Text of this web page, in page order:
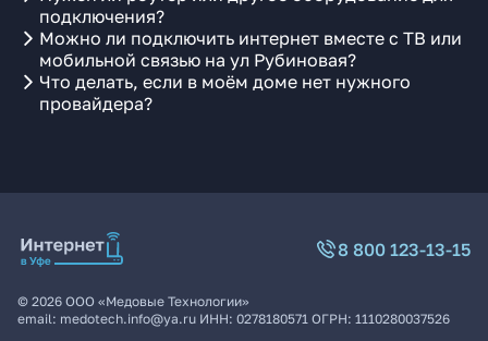
подключения?
Можно ли подключить интернет вместе с ТВ или
мобильной связью на ул Рубиновая?
Что делать, если в моём доме нет нужного
провайдера?
8 800 123-13-15
© 2026 ООО «Медовые Технологии»
email: medotech.info@ya.ru ИНН: 0278180571 ОГРН: 1110280037526